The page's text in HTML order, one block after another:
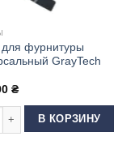
для китайских
для фурнитуры
GrayTech
₴
товара Пресс для
В КОРЗИНУ